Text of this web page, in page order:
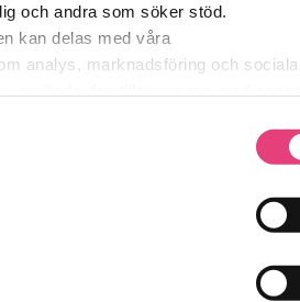
och andra som söker stöd.
kan delas med våra
analys, marknadsföring och sociala
du ska kunna känna dig trygg – för
* är obligatoriskt